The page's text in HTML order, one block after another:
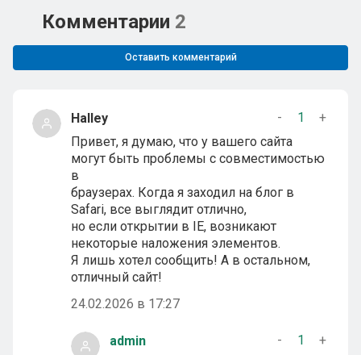
Комментарии 2
Оставить комментарий
Halley - 1
+
Привет, я думаю, что у вашего сайта
могут быть проблемы с совместимостью
в
браузерах. Когда я заходил на блог в
Safari, все выглядит отлично,
но если открытии в IE, возникают
некоторые наложения элементов.
Я лишь хотел сообщить! А в остальном,
отличный сайт!
24.02.2026 в 17:27
admin - 1
+